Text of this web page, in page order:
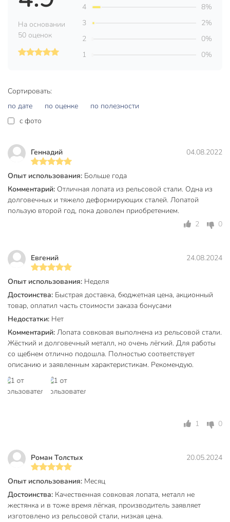
Страна производства
Тип
Складная конструкция
Покрытие
Цвет
щебень
для огорода
Особенности
недорогой
Вес в упаковке
Габариты упаковки
Сортировать:
по дате
по оценке
по полезности
c фото
Геннадий 04.08.2022
Опыт использования: Больше года
Комментарий: Отличная лопата из рельсовой стали. Одна из
долговечных и тяжело деформирующих сталей. Лопатой
пользую второй год, пока доволен приобретением.
2
0
Евгений 24.08.2024
Опыт использования: Неделя
Достоинства: Быстрая доставка, бюджетная цена, акционный
товар, оплатил часть стоимости заказа бонусами
Недостатки: Нет
Комментарий: Лопата совковая выполнена из рельсовой стали.
Жёсткий и долговечный металл, но очень лёгкий. Для работы
со щебнем отлично подошла. Полностью соответствует
описанию и заявленным характеристикам. Рекомендую.
1 0
Роман Толстых 20.05.2024
Опыт использования: Месяц
Достоинства: Качественная совковая лопата, металл не
жестянка и в тоже время лëгкая, производитель заявляет
изготовлено из рельсовой стали, низкая цена.
На основании
50 оценок
4
8%
3
2%
2
0%
1
0%